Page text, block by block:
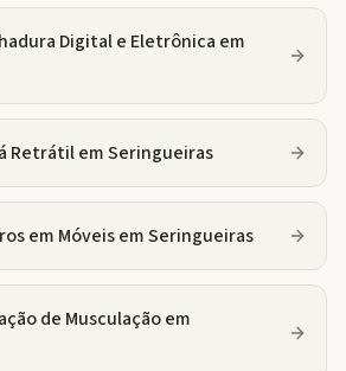
Digital e Eletrônica em
RetrátilemSeringueiras
em MóveisemSeringueiras
de Musculaçãoem